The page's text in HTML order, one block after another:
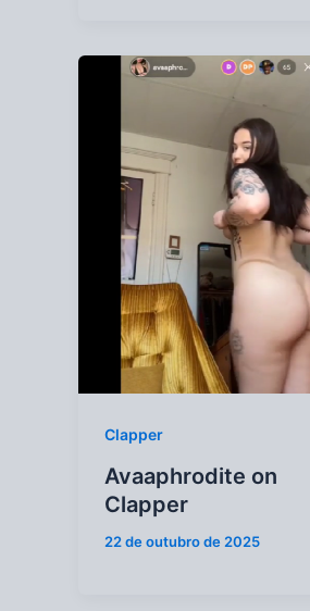
Clapper
Avaaphrodite on
Clapper
22 de outubro de 2025